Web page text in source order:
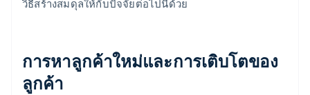
วิธีสร้างสมดุลให้กับปัจจัยต่อไปนี้ด้วย
การหาลูกค้าใหม่และการเติบโตของ
ลูกค้า